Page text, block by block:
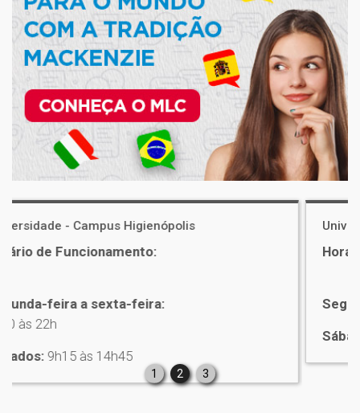
Universidade - Campus Alphaville
Horário de Funcionamento:
Segunda-feira a sexta-feira:
1 2 3